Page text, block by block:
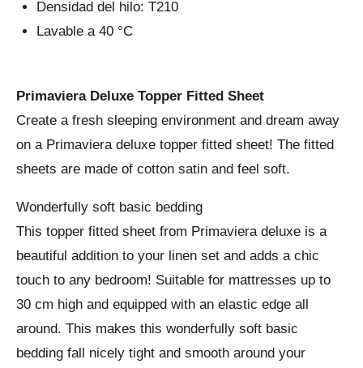
Densidad del hilo: T210
Lavable a 40 °C
Primaviera Deluxe Topper Fitted Sheet
Create a fresh sleeping environment and dream away
on a Primaviera deluxe topper fitted sheet! The fitted
sheets are made of cotton satin and feel soft.
Wonderfully soft basic bedding
This topper fitted sheet from Primaviera deluxe is a
beautiful addition to your linen set and adds a chic
touch to any bedroom! Suitable for mattresses up to
30 cm high and equipped with an elastic edge all
around. This makes this wonderfully soft basic
bedding fall nicely tight and smooth around your